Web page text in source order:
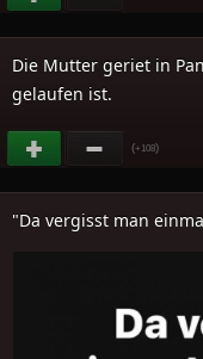
Die Mutter geriet in
gelaufen ist.
(+108)
"Da vergisst man